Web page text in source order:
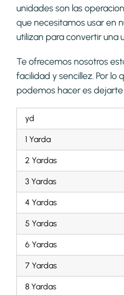
unidades son las
que necesitamos usar en
utilizan para convertir una
Te ofrecemos nosotros
facilidad y sencillez. Por lo
podemos hacer es
yd
1 Yarda
2 Yardas
3 Yardas
4 Yardas
5 Yardas
6 Yardas
7 Yardas
8 Yardas